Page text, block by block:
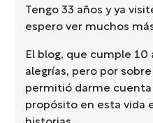
Tengo 33 años y ya
espero ver muchos
El blog, que cumple 10
alegrías, pero por
permitió darme cuenta
propósito en esta vida